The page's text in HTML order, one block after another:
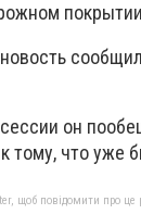
он
тому, что уже
щоб повідомити про це